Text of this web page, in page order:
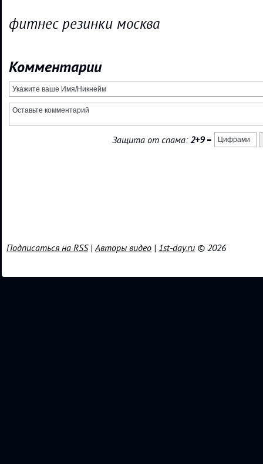
фитнес резинки москва
Комментарии
Защита от спама:2+9=
Подписаться на RSS|Авторы видео | 1st-day.ru © 2026